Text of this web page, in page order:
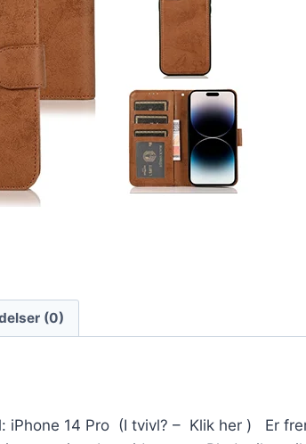
(0)
iPhone 14 Pro (I tvivl? – Klik her ) Er